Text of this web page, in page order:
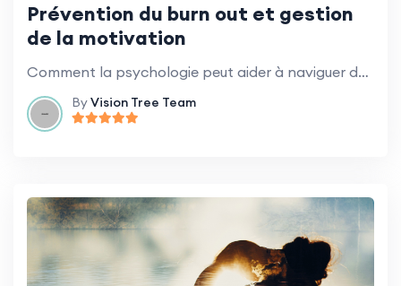
Prévention du burn out et gestion
de la motivation
Comment la psychologie peut aider à naviguer dans le changement organisationnel.
ByVision Tree Team